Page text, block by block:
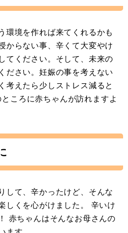
環境を作れば来てくれるかも
からない事、辛くて大変やけ
てください。そして、未来の
ださい。妊娠の事を考えない
考えたら少しストレス減ると
ころに赤ちゃんが訪れますよ
して、辛かったけど、そんな
しくを心がけました。 辛いけ
赤ちゃんはそんなお母さんの